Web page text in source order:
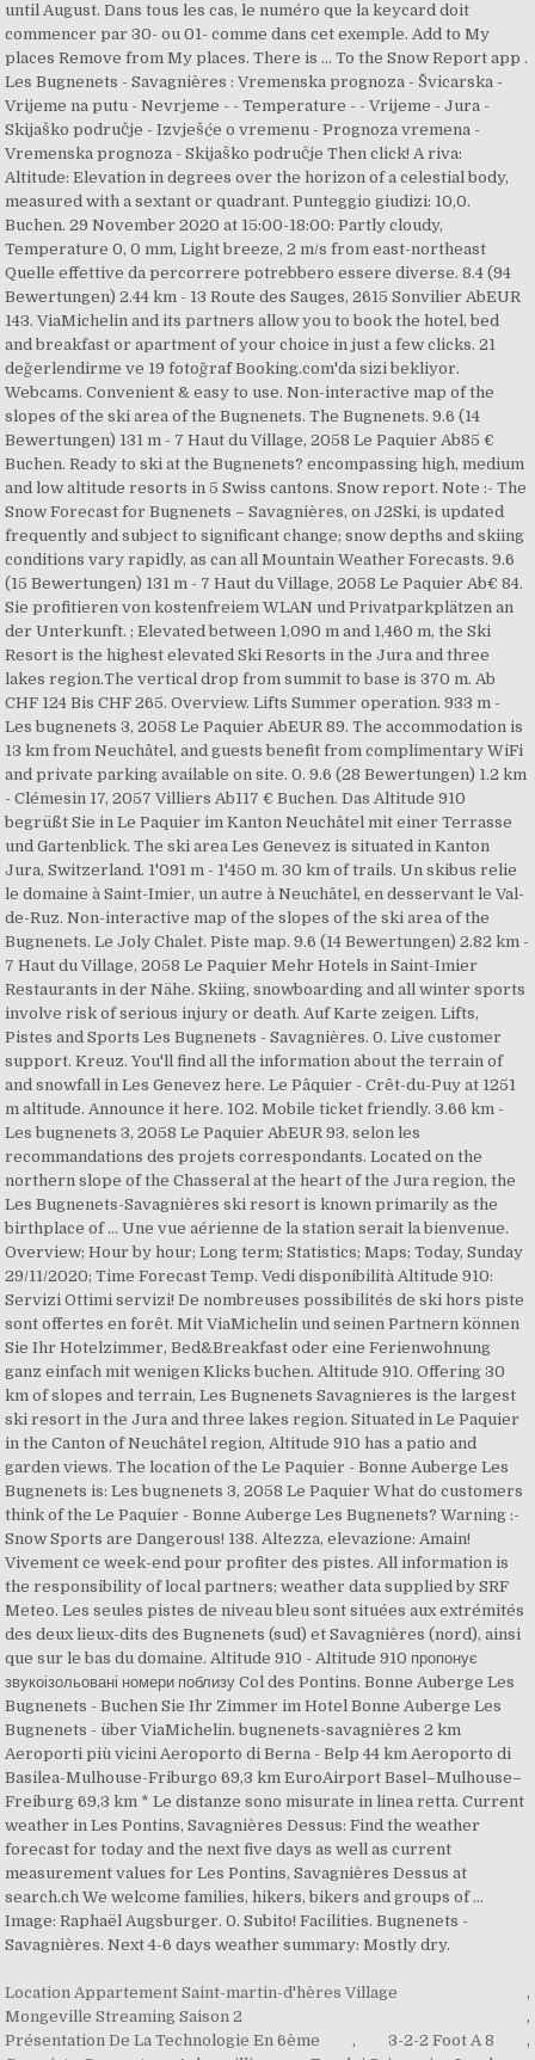
Location Appartement Saint-martin-d'hères Village
,
Mongeville Streaming Saison 2
,
Présentation De La Technologie En 6ème
, 3-2-2 Foot A 8
,